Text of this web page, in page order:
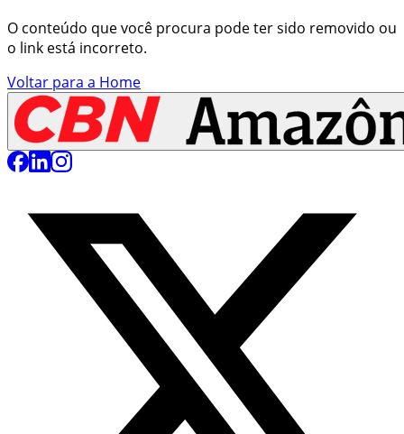
O conteúdo que você procura pode ter sido removido ou
o link está incorreto.
Voltar para a Home